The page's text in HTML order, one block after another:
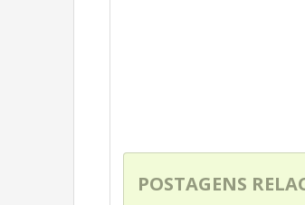
POSTAGENS